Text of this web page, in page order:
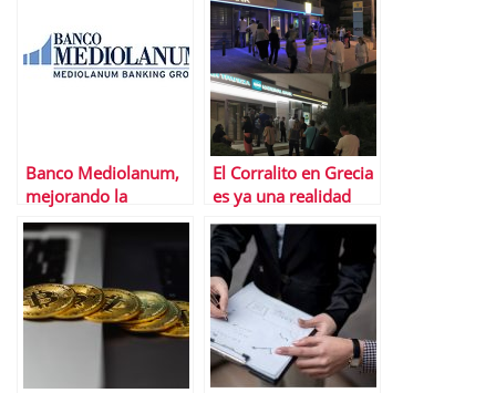
Banco Mediolanum,
mejorando la
experiencia del
usuario
El Corralito en Grecia
es ya una realidad